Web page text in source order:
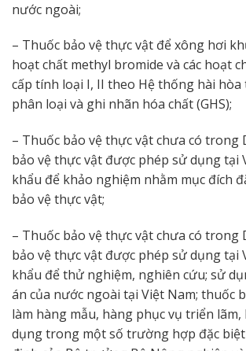
nước ngoài;
– Thuốc bảo vệ thực vật để xông hơi
hoạt chất methyl bromide và các hoạt
cấp tính loại I, II theo Hệ thống hài hòa
phân loại và ghi nhãn hóa chất (GHS);
– Thuốc bảo vệ thực vật chưa có trong
bảo vệ thực vật được phép sử dụng tại
khẩu để khảo nghiệm nhằm mục đích
bảo vệ thực vật;
– Thuốc bảo vệ thực vật chưa có trong
bảo vệ thực vật được phép sử dụng tại
khẩu để thử nghiệm, nghiên cứu; sử
án của nước ngoài tại Việt Nam; thuốc
làm hàng mẫu, hàng phục vụ triển lãm,
dụng trong một số trường hợp đặc